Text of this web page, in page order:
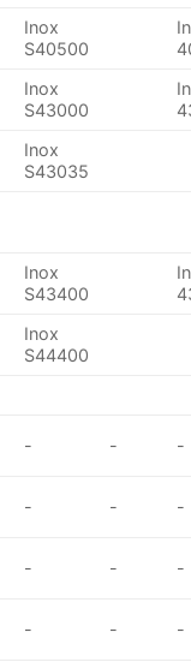
Inox
S40500
Inox
S43000
Inox
S43035
Inox
S43400
Inox
S44400
- - -
- - -
- - -
- - -